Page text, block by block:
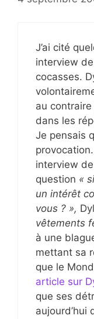
J’ai cité
interview
cocasses.
au
dans les
Je pensais
interview
question «
un intérêt
vous ? »,
vêtements
à une
mettant sa
que le
article sur
que ses
aujourd’hui